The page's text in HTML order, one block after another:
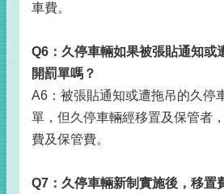
車費。
Q6 ：久停車輛如果被張貼通知或
開罰單嗎？
A6：被張貼通知或遭拖吊的久停
單，但久停車輛經移置及保管者
費及保管費。
Q7 ：久停車輛新制實施後，移置